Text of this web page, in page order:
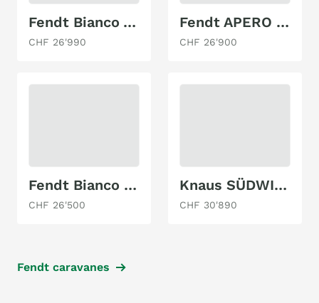
Fendt Bianco Activ 465 SFH
CHF 26'990
Fendt APERO 390 FH Activ
CHF 26'900
Fendt Bianco Selection 465 SFB
CHF 26'500
Knaus SÜDWIND 460 EU BLACK SEL. (2026)
CHF 30'890
Fendt caravanes